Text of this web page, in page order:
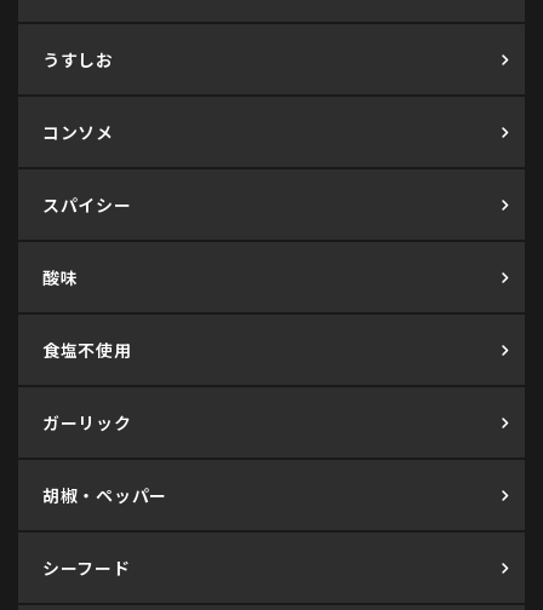
うすしお
コンソメ
スパイシー
酸味
食塩不使用
ガーリック
胡椒・ペッパー
シーフード